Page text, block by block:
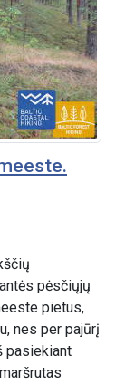
pėsčiųjų
pietus,
nes per pajūrį
pasiekiant